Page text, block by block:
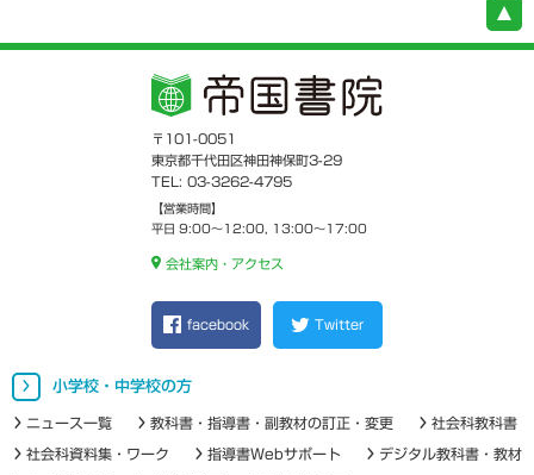
〒101-0051
東京都千代田区神田神保町3-29
TEL: 03-3262-4795
【営業時間】
平日 9:00～12:00, 13:00～17:00
会社案内・アクセス
facebook Twitter
小学校・中学校の方
ニュース一覧 教科書・指導書・副教材の訂正・変更 社会科教科書
社会科資料集・ワーク 指導書Webサポート デジタル教科書・教材